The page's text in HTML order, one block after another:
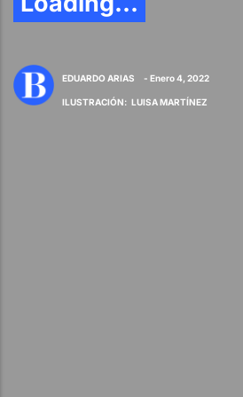
EDUARDO ARIAS - Enero 4, 2022
ILUSTRACIÓN: LUISA MARTÍNEZ